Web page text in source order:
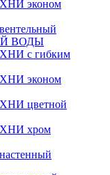
эконом
ВОДЫ
с гибким
эконом
цветной
хром